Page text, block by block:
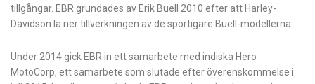
tillgångar. EBR grundades av Erik Buell 2010 efter att Harley-
Davidson la ner tillverkningen av de sportigare Buell-modellerna.
Under 2014 gick EBR in ett samarbete med indiska Hero
MotoCorp, ett samarbete som slutade efter överenskommelse i